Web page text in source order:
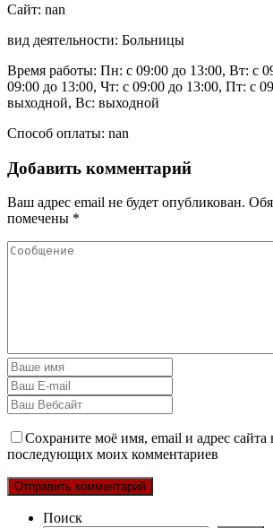
Сайт: nan
вид деятельности: Больницы
Время работы: Пн: с 09:00 до 13:00, Вт: с
09:00 до 13:00, Чт: с 09:00 до 13:00, Пт: с
выходной, Вс: выходной
Способ оплаты: nan
Добавить комментарий
Ваш адрес email не будет опубликован.
помечены *
Сохраните моё имя, email и адрес сайта
последующих моих комментариев
Поиск